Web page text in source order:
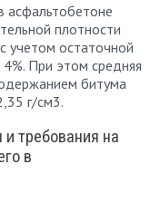
асфальтобетоне
плотности
учетом остаточной
При этом средняя
битума
г/см3.
требования на
в